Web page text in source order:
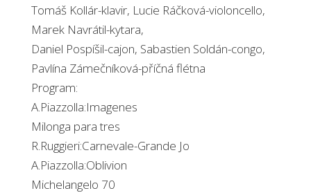
Tomáš Kollár-klavir, Lucie Ráčková-violoncello,
Marek Navrátil-kytara,
Daniel Pospíšil-cajon, Sabastien Soldán-congo,
Pavlína Zámečníková-příčná flétna
Program:
A.Piazzolla:Imagenes
Milonga para tres
R.Ruggieri:Carnevale-Grande Jo
A.Piazzolla:Oblivion
Michelangelo 70